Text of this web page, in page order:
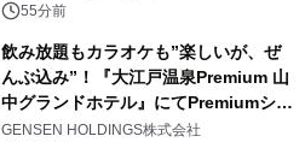
55分前
飲み放題もカラオケも”楽しいが、ぜ
んぶ込み”！『大江戸温泉Premium 山
中グランドホテル』にてPremiumシリ
ーズ初のオールインクルーシブ導入
GENSEN HOLDINGS株式会社